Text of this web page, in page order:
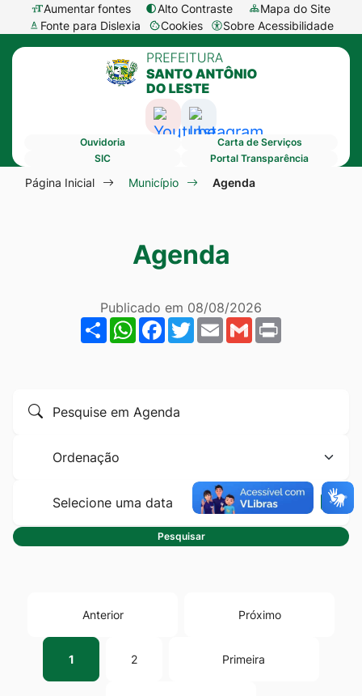
Seção
de
acessibilidade
Ir
para
o
para
rodapé
Aumentar fontes Alto Contraste
Mapa do Site
Fonte para Dislexia
Cookies
Abrir
preferências
de
cookies
Sobre Acessibilidade
Acessar
Rede
Acessar
Rede
Ouvidoria
Carta de Serviços
SIC
Portal Transparência
Seção
Página Inicial Município Agenda
Agenda
Publicado em 08/08/2026
ShareWhatsApp
Facebook
Twitter
EmailGmail
para
Pesquise
data
Pesquisar
Primeira
Anterior
1 2
Próximo